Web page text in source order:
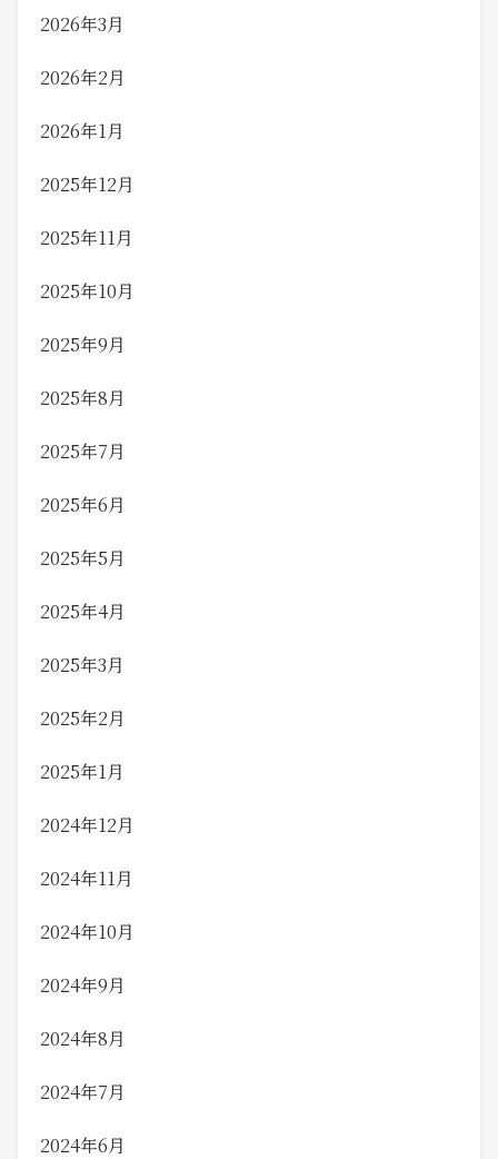
2026年3月
2026年2月
2026年1月
2025年12月
2025年11月
2025年10月
2025年9月
2025年8月
2025年7月
2025年6月
2025年5月
2025年4月
2025年3月
2025年2月
2025年1月
2024年12月
2024年11月
2024年10月
2024年9月
2024年8月
2024年7月
2024年6月